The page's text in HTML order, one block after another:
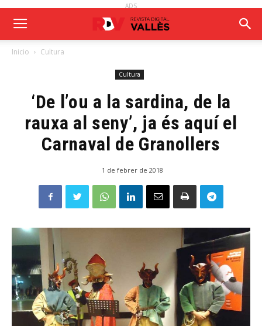
ADS
Inicio Cultura
Cultura
‘De l’ou a la sardina, de la
rauxa al seny’, ja és aquí el
Carnaval de Granollers
1 de febrer de 2018